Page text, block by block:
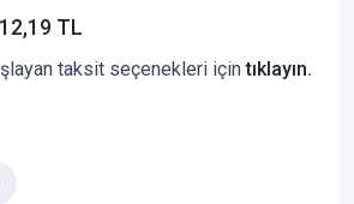
TL
taksit seçenekleri içintıklayın.